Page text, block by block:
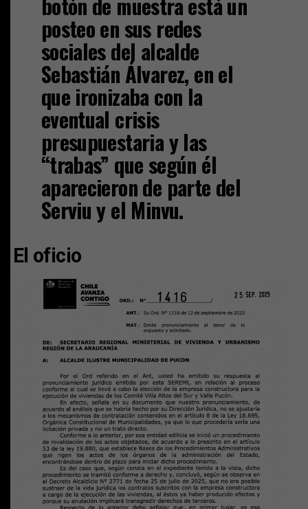
posteo en sus redes
sociales del alcalde
Sebastián Álvarez, en el
que ironizaba con la
eventual crisis
presupuestaria y las
“trabas” que según él
aparecieron de parte del
Serviu y el Minvu.
El oficio